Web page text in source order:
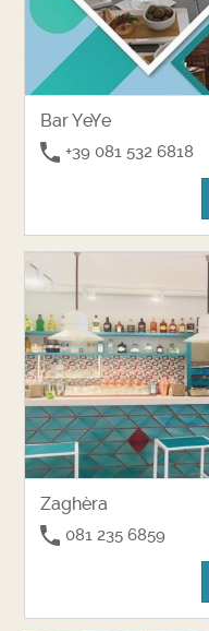
Bar YeYe
+39 081 532 6818
Zaghèra
081 235 6859